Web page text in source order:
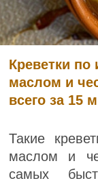
Креветки
маслом и
всего за 15
Такие
маслом и
самых